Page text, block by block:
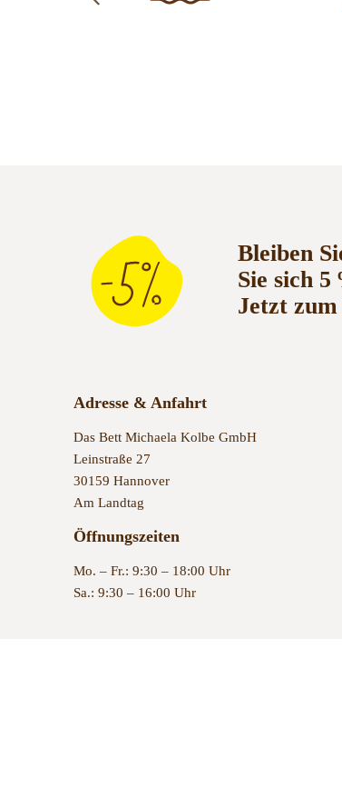
Bleiben
Sie sich
Jetzt
Adresse & Anfahrt
Das Bett Michaela Kolbe GmbH
Leinstraße 27
30159 Hannover
Am Landtag
Öffnungszeiten
Mo. – Fr.: 9:30 – 18:00 Uhr
Sa.: 9:30 – 16:00 Uhr